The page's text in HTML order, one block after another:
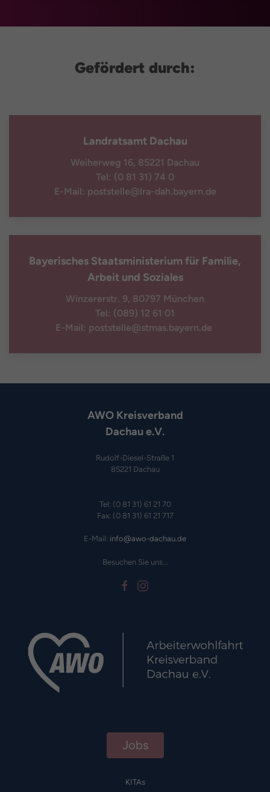
Gefördert durch:
Landratsamt Dachau
Weiherweg 16, 85221 Dachau
Tel: (0 81 31) 74 0
E-Mail: poststelle@lra-dah.bayern.de
Bayerisches Staatsministerium für Familie,
Arbeit und Soziales
Winzererstr. 9, 80797 München
Tel: (089) 12 61 01
E-Mail: poststelle@stmas.bayern.de
AWO Kreisverband
Dachau e.V.
Rudolf-Diesel-Straße 1
85221 Dachau
Tel: (0 81 31) 61 21 70
Fax: (0 81 31) 61 21 717
E-Mail: info@awo-dachau.de
Besuchen Sie uns...
Jobs
KITAs